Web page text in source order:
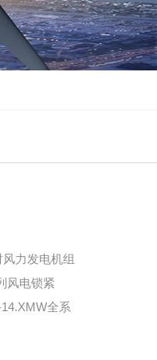
力发电机组
风电锁紧
全系